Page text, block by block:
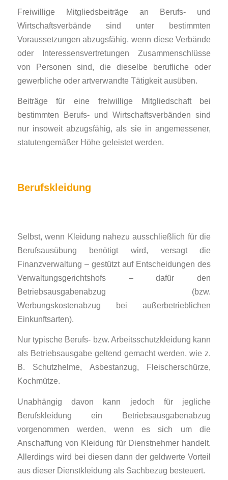
Freiwillige Mitgliedsbeiträge an Berufs- und
Wirtschaftsverbände sind unter bestimmten
Voraussetzungen abzugsfähig, wenn diese Verbände
oder Interessensvertretungen Zusammenschlüsse
von Personen sind, die dieselbe berufliche oder
gewerbliche oder artverwandte Tätigkeit ausüben.
Beiträge für eine freiwillige Mitgliedschaft bei
bestimmten Berufs- und Wirtschaftsverbänden sind
nur insoweit abzugsfähig, als sie in angemessener,
statutengemäßer Höhe geleistet werden.
Berufskleidung
Selbst, wenn Kleidung nahezu ausschließlich für die
Berufsausübung benötigt wird, versagt die
Finanzverwaltung – gestützt auf Entscheidungen des
Verwaltungsgerichtshofs – dafür den
Betriebsausgabenabzug (bzw.
Werbungskostenabzug bei außerbetrieblichen
Einkunftsarten).
Nur typische Berufs- bzw. Arbeitsschutzkleidung kann
als Betriebsausgabe geltend gemacht werden, wie z.
B. Schutzhelme, Asbestanzug, Fleischerschürze,
Kochmütze.
Unabhängig davon kann jedoch für jegliche
Berufskleidung ein Betriebsausgabenabzug
vorgenommen werden, wenn es sich um die
Anschaffung von Kleidung für Dienstnehmer handelt.
Allerdings wird bei diesen dann der geldwerte Vorteil
aus dieser Dienstkleidung als Sachbezug besteuert.